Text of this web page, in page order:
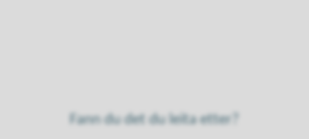
Fann du det du leita etter?